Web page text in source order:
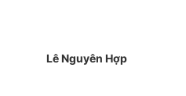
Lê Nguyên Hợp